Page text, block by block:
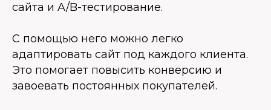
сайта и A/B-тестирование.
С помощью него можно легко
адаптировать сайт под каждого клиента.
Это помогает повысить конверсию и
завоевать постоянных покупателей.